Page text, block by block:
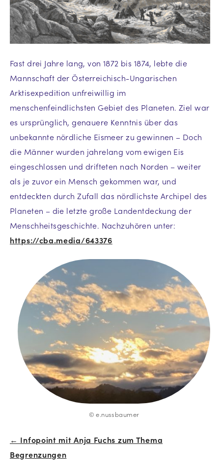
Fast drei Jahre lang, von 1872 bis 1874, lebte die
Mannschaft der Österreichisch-Ungarischen
Arktisexpedition unfreiwillig im
menschenfeindlichsten Gebiet des Planeten. Ziel war
es ursprünglich, genauere Kenntnis über das
unbekannte nördliche Eismeer zu gewinnen – Doch
die Männer wurden jahrelang vom ewigen Eis
eingeschlossen und drifteten nach Norden – weiter
als je zuvor ein Mensch gekommen war, und
entdeckten durch Zufall das nördlichste Archipel des
Planeten – die letzte große Landentdeckung der
Menschheitsgeschichte. Nachzuhören unter:
https://cba.media/643376
© e.nussbaumer
Beitrags-
← Infopoint mit Anja Fuchs zum Thema
Begrenzungen